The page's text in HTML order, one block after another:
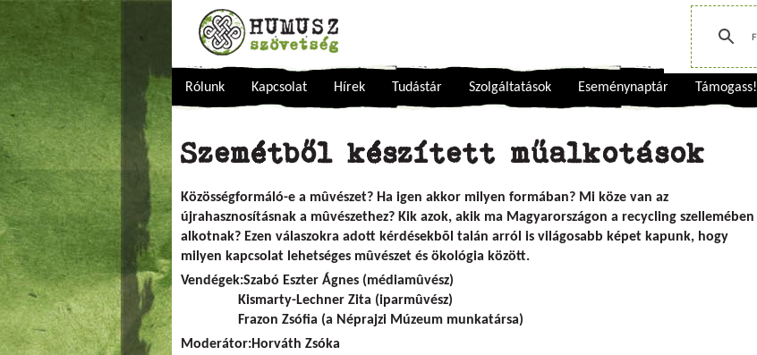
Rólunk Kapcsolat Hírek Tudástár Szolgáltatások Eseménynaptár Támogass!
Szemétből készített műalkotások
Közösségformáló-e a mûvészet? Ha igen akkor milyen formában? Mi köze van az
újrahasznosításnak a mûvészethez? Kik azok, akik ma Magyarországon a recycling szellemében
alkotnak? Ezen válaszokra adott kérdésekbõl talán arról is világosabb képet kapunk, hogy
milyen kapcsolat lehetséges mûvészet és ökológia között.
Vendégek:Szabó Eszter Ágnes (médiamûvész)
Kismarty-Lechner Zita (iparmûvész)
Frazon Zsófia (a Néprajzi Múzeum munkatársa)
Moderátor:Horváth Zsóka